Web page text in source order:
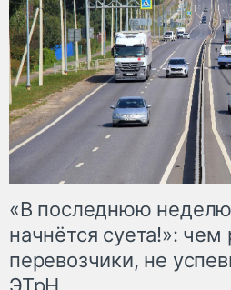
«В последнюю неделю
начнётся суета!»: чем
перевозчики, не